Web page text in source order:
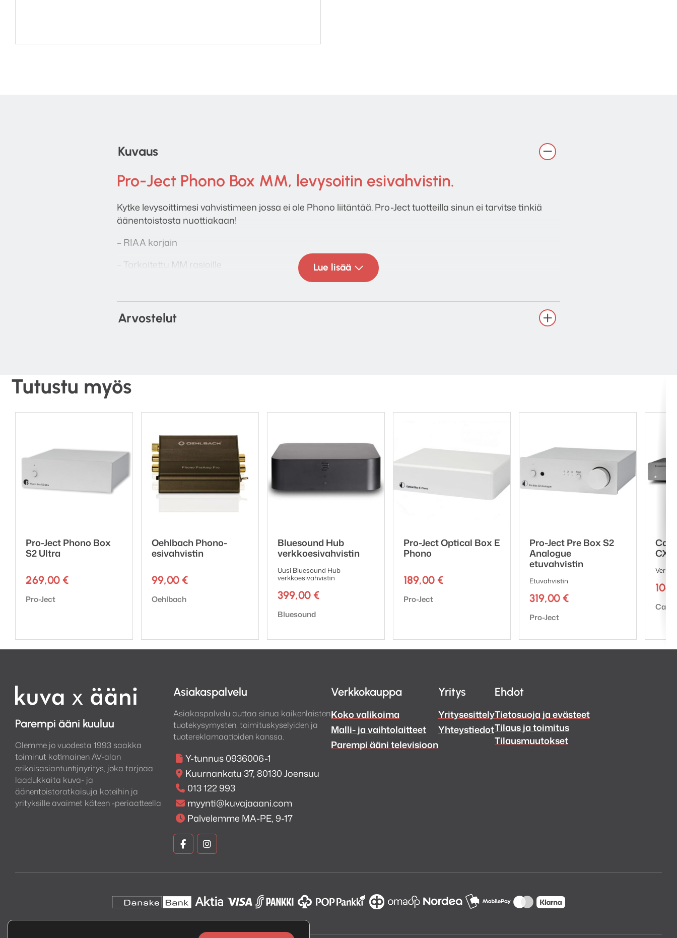
Kuvaus
Pro-Ject Phono Box MM, levysoitin esivahvistin.
Kytke levysoittimesi vahvistimeen jossa ei ole Phono liitäntää. Pro-Ject tuotteilla sinun ei tarvitse tinkiä
äänentoistosta nuottiakaan!
– RIAA korjain
– Tarkoitettu MM rasioille
– Takuu 1 vuosi
Lue lisää
Arvostelut
Tutustu myös
Pro-Ject Phono Box
S2 Ultra
269,00 €
Tuotemerkki:
Pro-Ject
Oehlbach Phono-
esivahvistin
99,00 €
Tuotemerkki:
Oehlbach
Bluesound Hub
verkkoesivahvistin
Uusi Bluesound Hub
verkkoesivahvistin
399,00 €
Tuotemerkki:
Bluesound
Pro-Ject Optical Box E
Phono
189,00 €
Tuotemerkki:
Pro-Ject
Pro-Ject Pre Box S2
Analogue
etuvahvistin
Etuvahvistin
319,00 €
Tuotemerkki:
Pro-Ject
Parempi ääni kuuluu
Olemme jo vuodesta 1993 saakka
toiminut kotimainen AV-alan
erikoisasiantuntijayritys, joka tarjoaa
laadukkaita kuva- ja
äänentoistoratkaisuja koteihin ja
yrityksille avaimet käteen -periaatteella
Asiakaspalvelu
Asiakaspalvelu auttaa sinua kaikenlaisten
tuotekysymysten, toimituskyselyiden ja
tuotereklamaatioiden kanssa.
Y-tunnus 0936006-1
Kuurnankatu 37, 80130 Joensuu
013 122 993
myynti@kuvajaaani.com
Palvelemme MA-PE, 9-17
Kuva
Facebook
Kuva
Instagram
Verkkokauppa
Koko valikoima
Malli- ja vaihtolaitteet
Parempi ääni televisioon
Yritys
Yritysesittely
Yhteystiedot
Ehdot
Tietosuoja ja evästeet
Tilaus ja toimitus
Tilausmuutokset